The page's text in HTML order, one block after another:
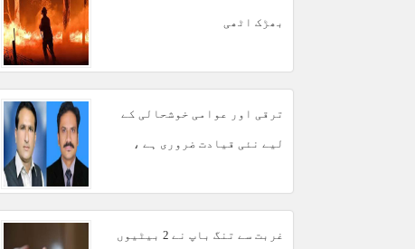
بھڑک اٹھی
ترقی اور عوامی خوشحالی کے
لیے نئی قیادت ضروری ہے ،
غربت سے تنگ باپ نے 2 بیٹیوں